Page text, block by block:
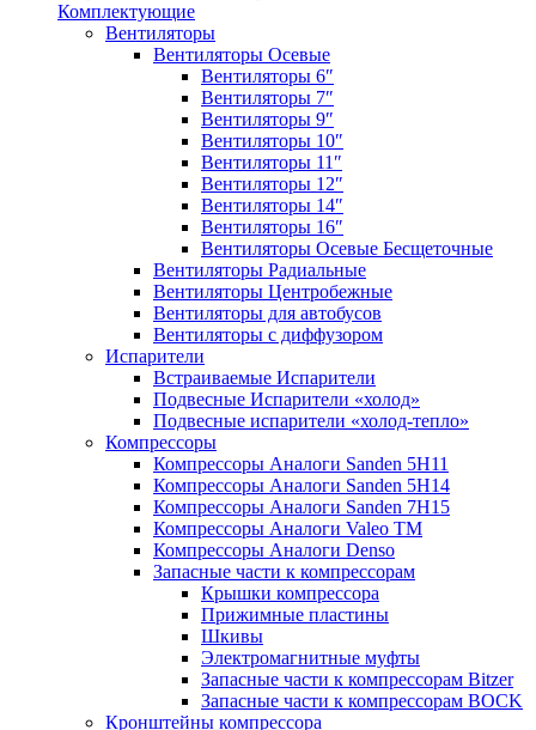
Комплектующие
Вентиляторы
Вентиляторы Осевые
Вентиляторы 6″
Вентиляторы 7″
Вентиляторы 9″
Вентиляторы 10″
Вентиляторы 11″
Вентиляторы 12″
Вентиляторы 14″
Вентиляторы 16″
Вентиляторы Осевые Бесщеточные
Вентиляторы Радиальные
Вентиляторы Центробежные
Вентиляторы для автобусов
Вентиляторы с диффузором
Испарители
Встраиваемые Испарители
Подвесные Испарители «холод»
Подвесные испарители «холод-тепло»
Компрессоры
Компрессоры Аналоги Sanden 5H11
Компрессоры Аналоги Sanden 5H14
Компрессоры Аналоги Sanden 7H15
Компрессоры Аналоги Valeo ТМ
Компрессоры Аналоги Denso
Запасные части к компрессорам
Крышки компрессора
Прижимные пластины
Шкивы
Электромагнитные муфты
Запасные части к компрессорам Bitzer
Запасные части к компрессорам BOCK
Кронштейны компрессора